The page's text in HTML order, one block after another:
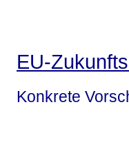
EU-
Konkrete